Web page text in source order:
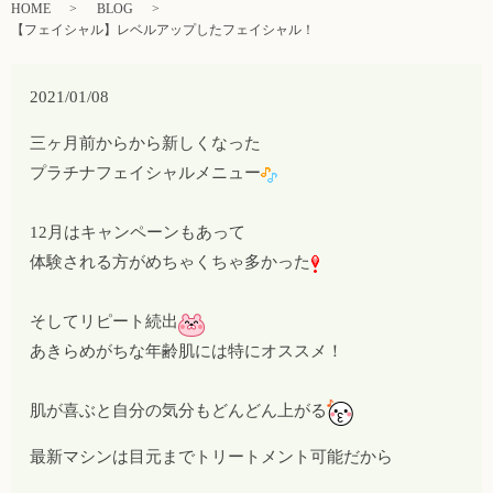
HOME
BLOG
【フェイシャル】レベルアップしたフェイシャル！
2021/01/08
三ヶ月前からから新しくなった
プラチナフェイシャルメニュー
12月はキャンペーンもあって
体験される方がめちゃくちゃ多かった
そしてリピート続出
あきらめがちな年齢肌には特にオススメ！
肌が喜ぶと自分の気分もどんどん上がる
最新マシンは目元までトリートメント可能だから